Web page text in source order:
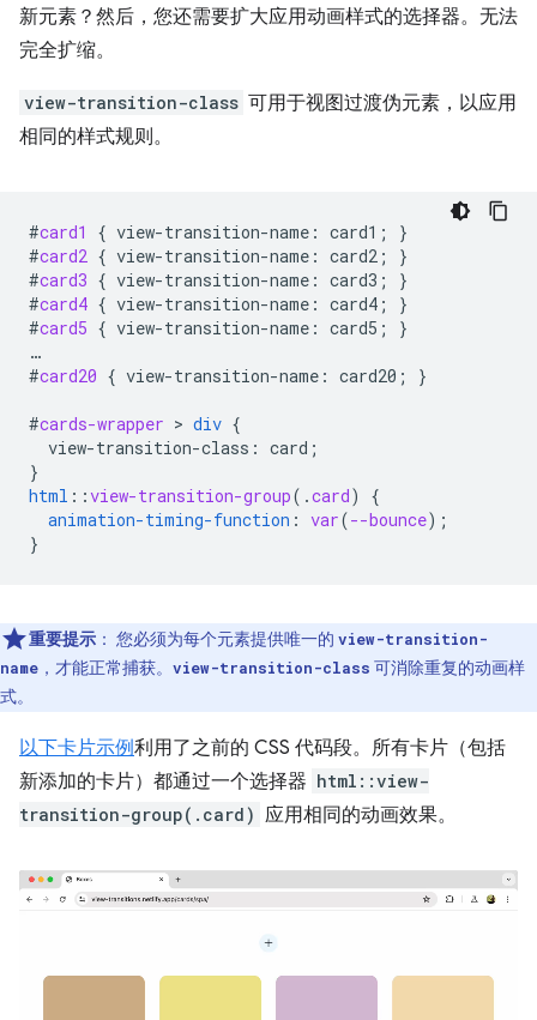
新元素？然后，您还需要扩大应用动画样式的选择器。无法
完全扩缩。
view-transition-class 可用于视图过渡伪元素，以应用
相同的样式规则。
#card1 { view-transition-name : card1 ;
}
#card2 { view-transition-name : card2 ;
}
#card3 { view-transition-name : card3 ;
}
#card4 { view-transition-name : card4 ;
}
#card5 { view-transition-name : card5 ;
}
…
#card20 { view-transition-name : card20 ; }
#cards-wrapper > div {
view-transition-class : card ;
}
html ::view-transition-group( .card)
{
animation-timing-function : var(--bounce);
}
重要提示 ： 您必须为每个元素提供唯一的 view-transition-
name ，才能正常捕获。 view-transition-class 可消除重复的动画样
式。
以下卡片示例利用了之前的 CSS 代码段。所有卡片（包括
新添加的卡片）都通过一个选择器 html::view-
transition-group(.card) 应用相同的动画效果。